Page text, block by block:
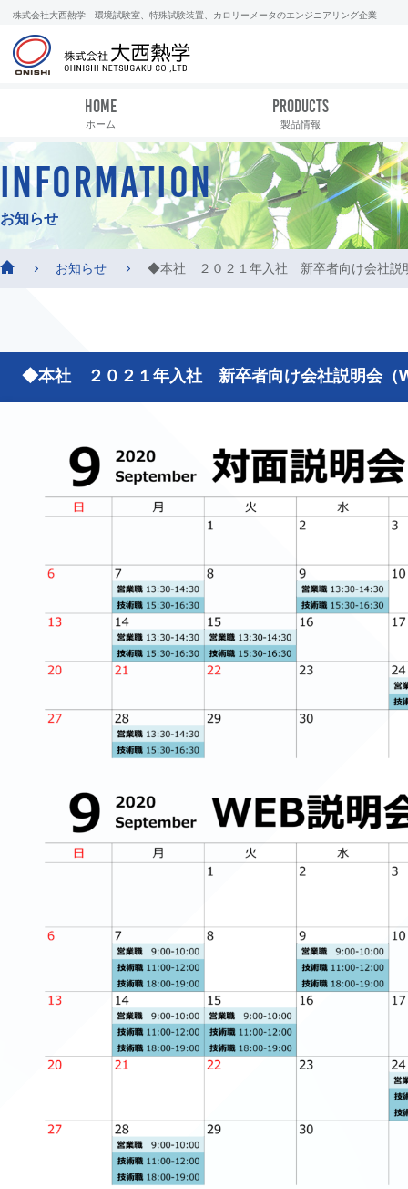
株式会社大西熱学 環境試験室、特殊試験装置、カロリーメータのエンジニアリング企業
HOME
ホーム
PRODUCTS
製品情報
INFORMATION
お知らせ
お知らせ ◆本社 ２０２１年入社 新卒者向け会社説
◆本社 ２０２１年入社 新卒者向け会社説明会（